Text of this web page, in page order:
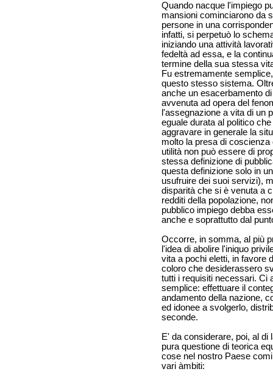
Quando nacque l'impiego
mansioni cominciarono da
persone in una
infatti, si perpetuò lo
iniziando una attività
fedeltà ad essa, e la
termine della sua stessa
Fu estremamente
questo stesso sistema.
anche un esacerbamento
avvenuta ad opera del
l'assegnazione a vita di un
eguale durata al politico
aggravare in generale la
molto la presa di coscienza
utilità non può essere di
stessa definizione di
questa definizione solo in
usufruire dei suoi servizi),
disparità che si è venuta a
redditi della popolazione,
pubblico impiego debba
anche e soprattutto dal
Occorre, in somma, al più
l'idea di abolire l'iniquo
vita a pochi eletti, in favore
coloro che desiderassero
tutti i requisiti necessari. Ci
semplice: effettuare il
andamento della nazione,
ed idonee a svolgerlo,
seconde.
E' da considerare, poi, al di
pura questione di teorica
cose nel nostro Paese
vari àmbiti: